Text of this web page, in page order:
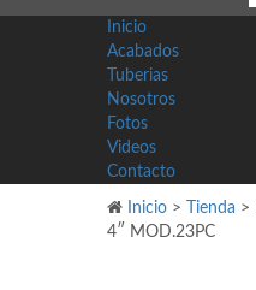
Inicio
Acabados
Tuberias
Nosotros
Fotos
Videos
Contacto
Inicio > Tienda >
4″ MOD.23PC